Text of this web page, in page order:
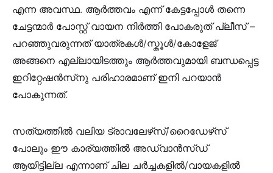
എന്ന അവസ്ഥ. ആർത്തവം എന്ന് കേട്ടപ്പോൾ തന്നെ
ചേട്ടന്മാർ പോസ്റ്റ് വായന നിർത്തി പോകരുത് പ്ലീസ് –
പറഞ്ഞുവരുന്നത് യാത്രകൾ/സ്കൂൾ/കോളേജ്
അങ്ങനെ എല്ലായിടത്തും ആർത്തവുമായി ബന്ധപ്പെട്ട
ഇറിറ്റേഷൻസ്‌നു പരിഹാരമാണ് ഇനി പറയാൻ
പോകുന്നത്.
സത്യത്തിൽ വലിയ ട്രാവലേഴ്‌സ്/റൈഡേഴ്‌സ്
പോലും ഈ കാര്യത്തിൽ അഡ്വാൻസ്‌ഡ്‌
ആയിട്ടില്ല എന്നാണ് ചില ചർച്ചകളിൽ/വായകളിൽ